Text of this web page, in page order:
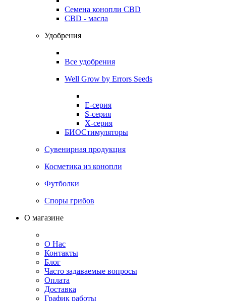
Семена конопли CBD
CBD - масла
Удобрения
Все удобрения
Well Grow by Errors Seeds
E-серия
S-серия
X-серия
БИОСтимуляторы
Сувенирная продукция
Косметика из конопли
Футболки
Споры грибов
О магазине
О Нас
Контакты
Блог
Часто задаваемые вопросы
Оплата
Доставка
График работы